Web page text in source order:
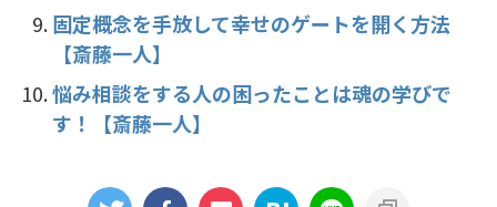
固定概念を手放して幸せのゲートを開く方法
【斎藤一人】
悩み相談をする人の困ったことは魂の学びで
す！【斎藤一人】